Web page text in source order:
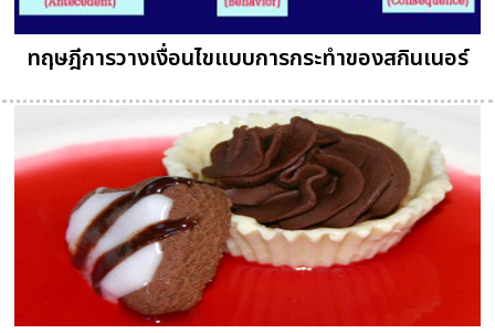
ทฤษฎีการวางเงื่อนไขแบบการกระทำของสกินเนอร์